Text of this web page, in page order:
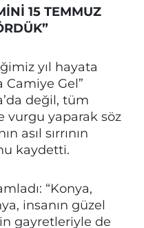
15 TEMMUZ
yıl hayata
Camiye Gel”
değil, tüm
vurgu yaparak söz
asıl sırrının
kaydetti.
“Konya,
insanın güzel
gayretleriyle de